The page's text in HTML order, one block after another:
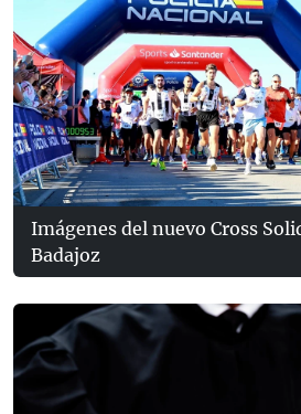
Imágenes del nuevo Cross
Badajoz